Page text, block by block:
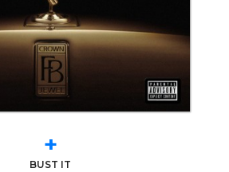
+
BUST IT